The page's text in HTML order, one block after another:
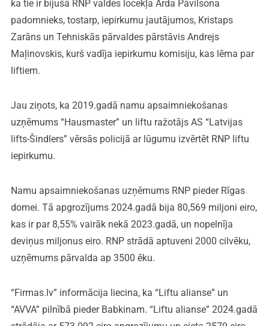
ka tie ir bijušā RNP valdes locekļa Arda Pāvilsona
padomnieks, tostarp, iepirkumu jautājumos, Kristaps
Zarāns un Tehniskās pārvaldes pārstāvis Andrejs
Maļinovskis, kurš vadīja iepirkumu komisiju, kas lēma par
liftiem.
Jau ziņots, ka 2019.gadā namu apsaimniekošanas
uzņēmums “Hausmaster” un liftu ražotājs AS “Latvijas
lifts-Šindlers” vērsās policijā ar lūgumu izvērtēt RNP liftu
iepirkumu.
Namu apsaimniekošanas uzņēmums RNP pieder Rīgas
domei. Tā apgrozījums 2024.gadā bija 80,569 miljoni eiro,
kas ir par 8,55% vairāk nekā 2023.gadā, un nopelnīja
deviņus miljonus eiro. RNP strādā aptuveni 2000 cilvēku,
uzņēmums pārvalda ap 3500 ēku.
“Firmas.lv” informācija liecina, ka “Liftu alianse” un
“AVVA” pilnībā pieder Babkinam. “Liftu alianse” 2024.gadā